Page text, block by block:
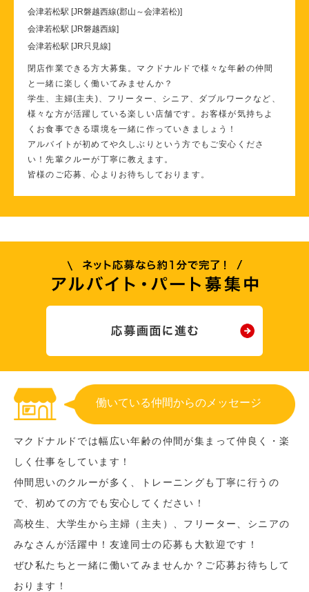
会津若松駅 [JR磐越西線(郡山～会津若松)]
会津若松駅 [JR磐越西線]
会津若松駅 [JR只見線]
閉店作業できる方大募集。マクドナルドで様々な年齢の仲間
と一緒に楽しく働いてみませんか？
学生、主婦(主夫)、フリーター、シニア、ダブルワークなど、
様々な方が活躍している楽しい店舗です。お客様が気持ちよ
くお食事できる環境を一緒に作っていきましょう！
アルバイトが初めてや久しぶりという方でもご安心くださ
い！先輩クルーが丁寧に教えます。
皆様のご応募、心よりお待ちしております。
働いている仲間からのメッセージ
マクドナルドでは幅広い年齢の仲間が集まって仲良く・楽
しく仕事をしています！
仲間思いのクルーが多く、トレーニングも丁寧に行うの
で、初めての方でも安心してください！
高校生、大学生から主婦（主夫）、フリーター、シニアの
みなさんが活躍中！友達同士の応募も大歓迎です！
ぜひ私たちと一緒に働いてみませんか？ご応募お待ちして
おります！